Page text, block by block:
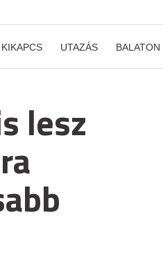
KIKAPCS UTAZÁS BALATON
lesz